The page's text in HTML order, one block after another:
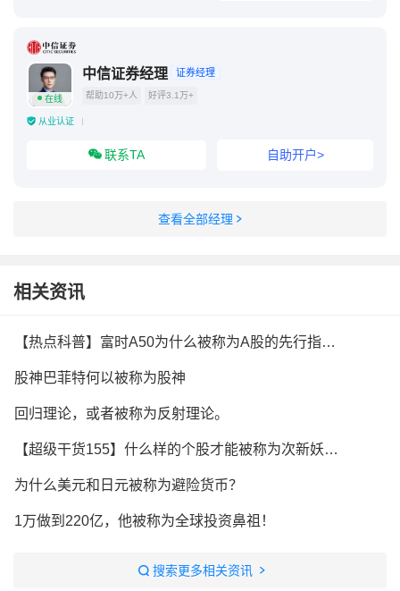
在线
中信证券经理 证券经理
帮助10万+人 好评3.1万+
从业认证
联系TA 自助开户>
查看全部经理
相关资讯
【热点科普】富时A50为什么被称为A股的先行指标？
股神巴菲特何以被称为股神
回归理论，或者被称为反射理论。
【超级干货155】什么样的个股才能被称为次新妖股？
为什么美元和日元被称为避险货币？
1万做到220亿，他被称为全球投资鼻祖！
搜索更多相关资讯